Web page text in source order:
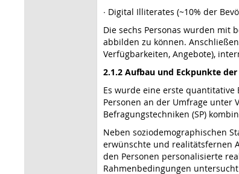
∙ Digital Illiterates (~10% der
Die sechs Personas wurden mit
abbilden zu können.
Verfügbarkeiten, Angebote),
2.1.2 Aufbau und Eckpunkte
Es wurde eine erste
Personen an der Umfrage unter
Befragungstechniken (SP)
Neben soziodemographischen
erwünschte und realitätsfernen
den Personen personalisierte
Rahmenbedingungen